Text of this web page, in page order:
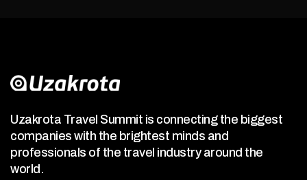
Uzakrota Travel Summit is connecting the biggest
companies with the brightest minds and
professionals of the travel industry around the
world.